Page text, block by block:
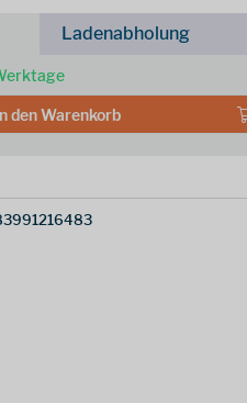
Ladenabholung
denWarenkorb